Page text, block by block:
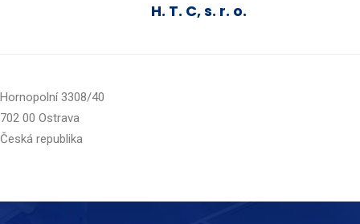
H. T. C, s. r. o.
Hornopolní 3308/40
702 00 Ostrava
Česká republika